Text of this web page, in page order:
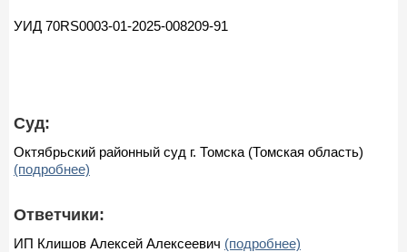
УИД 70RS0003-01-2025-008209-91
Суд:
Октябрьский районный суд г. Томска (Томская область)
(подробнее)
Ответчики:
ИП Клишов Алексей Алексеевич (подробнее)